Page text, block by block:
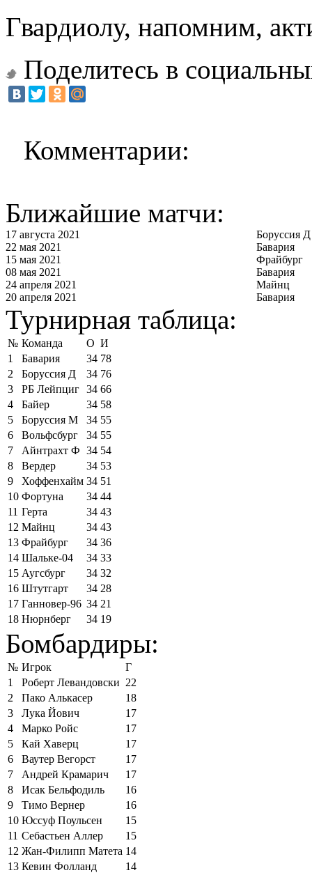
Гвардиолу, напомним,
Поделитесь в
Комментарии:
Ближайшие матчи:
17 августа 2021
Боруссия Д
22 мая 2021
Бавария
15 мая 2021
Фрайбург
08 мая 2021
Бавария
24 апреля 2021
Майнц
20 апреля 2021
Бавария
Турнирная таблица:
№ Команда О И
1
Бавария 34 78
2
Боруссия Д 34 76
3
РБ Лейпциг 34 66
4
Байер 34 58
5
Боруссия М 34 55
6
Вольфсбург 34 55
7
Айнтрахт Ф 34 54
8
Вердер 34 53
9
Хоффенхайм 34 51
10 Фортуна 34 44
11 Герта 34 43
12 Майнц 34 43
13 Фрайбург 34 36
14 Шальке-04 34 33
15 Аугсбург 34 32
16 Штутгарт 34 28
17 Ганновер-96 34 21
18 Нюрнберг 34 19
Бомбардиры:
№ Игрок
Г
1
Роберт Левандовски 22
2
Пако Алькасер
18
3
Лука Йович
17
4
Марко Ройс
17
5
Кай Хаверц
17
6
Ваутер Вегорст
17
7
Андрей Крамарич
17
8
Исак Бельфодиль
16
9
Тимо Вернер
16
10 Юссуф Поульсен
15
11 Себастьен Аллер
15
12 Жан-Филипп Матета 14
13 Кевин Фолланд
14